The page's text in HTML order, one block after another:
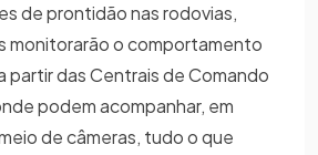
de prontidão nas rodovias,
monitorarão o comportamento
partir das Centrais de Comando
podem acompanhar, em
de câmeras, tudo o que